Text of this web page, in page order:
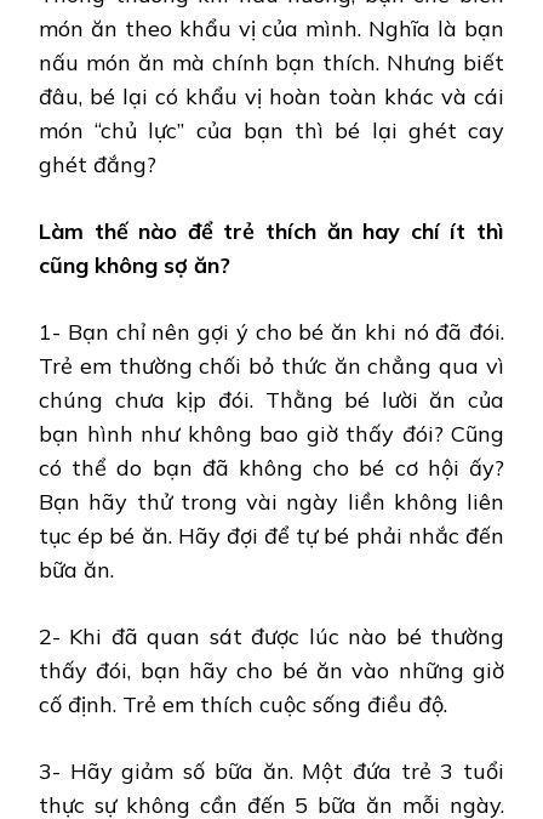
món ăn theo khẩu vị của mình. Nghĩa là bạn
nấu món ăn mà chính bạn thích. Nhưng biết
đâu, bé lại có khẩu vị hoàn toàn khác và cái
món “chủ lực” của bạn thì bé lại ghét cay
ghét đắng?
Làm thế nào để trẻ thích ăn hay chí ít thì
cũng không sợ ăn?
1- Bạn chỉ nên gợi ý cho bé ăn khi nó đã đói.
Trẻ em thường chối bỏ thức ăn chẳng qua vì
chúng chưa kịp đói. Thằng bé lười ăn của
bạn hình như không bao giờ thấy đói? Cũng
có thể do bạn đã không cho bé cơ hội ấy?
Bạn hãy thử trong vài ngày liền không liên
tục ép bé ăn. Hãy đợi để tự bé phải nhắc đến
bữa ăn.
2- Khi đã quan sát được lúc nào bé thường
thấy đói, bạn hãy cho bé ăn vào những giờ
cố định. Trẻ em thích cuộc sống điều độ.
3- Hãy giảm số bữa ăn. Một đứa trẻ 3 tuổi
thực sự không cần đến 5 bữa ăn mỗi ngày.